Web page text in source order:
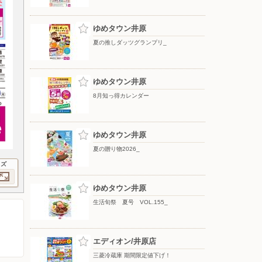
ゆめタウン井原
夏の推しダッツグランプリ_
ゆめタウン井原
8月知っ得カレンダー
ゆめタウン井原
夏の贈り物2026_
ゆめタウン井原
生活旬祭 夏号 VOL.155_
エディオン/井原店
三菱冷蔵庫 期間限定値下げ！